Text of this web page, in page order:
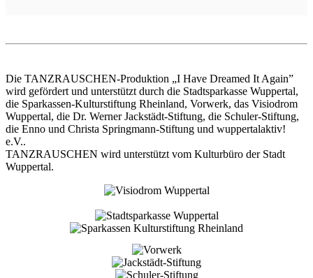
Die TANZRAUSCHEN-Produktion „I Have Dreamed It Again”
wird gefördert und unterstützt durch die Stadtsparkasse Wuppertal,
die Sparkassen-Kulturstiftung Rheinland, Vorwerk, das Visiodrom
Wuppertal, die Dr. Werner Jackstädt-Stiftung, die Schuler-Stiftung,
die Enno und Christa Springmann-Stiftung und wuppertalaktiv!
e.V..
TANZRAUSCHEN wird unterstützt vom Kulturbüro der Stadt
Wuppertal.